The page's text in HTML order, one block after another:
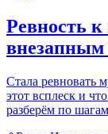
Ревность к
внезапным
Стала ревновать
этот всплеск и
разберём по